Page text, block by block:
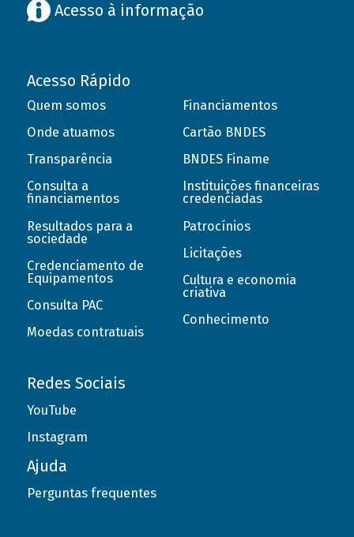
Acesso à informação
Acesso Rápido
Quem somos
Onde atuamos
Transparência
Consulta a
financiamentos
Resultados para a
sociedade
Credenciamento de
Equipamentos
Consulta PAC
Moedas contratuais
Financiamentos
Cartão BNDES
BNDES Finame
Instituições financeiras
credenciadas
Patrocínios
Licitações
Cultura e economia
criativa
Conhecimento
Redes Sociais
YouTube
Instagram
Ajuda
Perguntas frequentes